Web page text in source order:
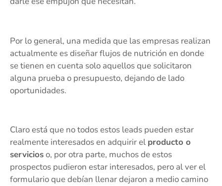
Por lo general, una medida que las empresas realizan
actualmente es diseñar flujos de nutrición en donde
se tienen en cuenta solo aquellos que solicitaron
alguna prueba o presupuesto, dejando de lado
oportunidades.
Claro está que no todos estos leads pueden estar
realmente interesados en adquirir el producto o
servicioso, por otra parte, muchos de estos
prospectos pudieron estar interesados, pero al ver el
formulario que debían llenar dejaron a medio camino